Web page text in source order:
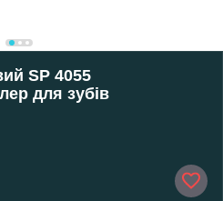
SP 4055
для зубів